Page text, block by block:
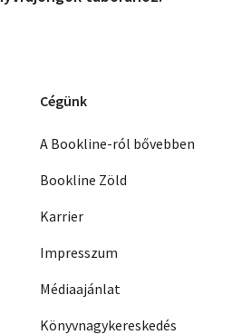
Cégünk
A Bookline-ról bővebben
Bookline Zöld
Karrier
Impresszum
Médiaajánlat
Könyvnagykereskedés